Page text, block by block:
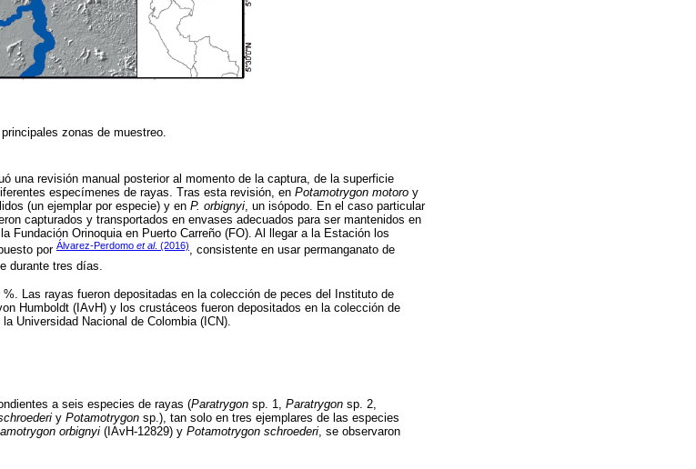
zonas de muestreo.
una revisión manual posterior al momento de la captura, de la superficie
especímenes de rayas. Tras esta revisión, en Potamotrygon motoro y
(un ejemplar por especie) y en P. orbignyi , un isópodo. En el caso particular
capturados y transportados en envases adecuados para ser mantenidos en
Fundación Orinoquia en Puerto Carreño (FO). Al llegar a la Estación los
por Álvarez-Perdomo et al. (2016), consistente en usar permanganato de
durante tres días.
Las rayas fueron depositadas en la colección de peces del Instituto de
Humboldt (IAvH) y los crustáceos fueron depositados en la colección de
Universidad Nacional de Colombia (ICN).
a seis especies de rayas (Paratrygon sp. 1, Paratrygon sp. 2,
y Potamotrygon sp.), tan solo en tres ejemplares de las especies
orbignyi (IAvH-12829) y Potamotrygon schroederi , se observaron